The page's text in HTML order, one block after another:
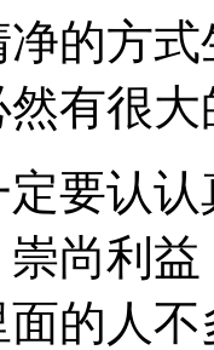
方式
有很
认认
尚利
的人不